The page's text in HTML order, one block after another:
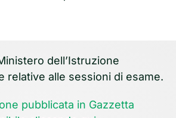
dell’Istruzione
relative alle sessioni di esame.
pubblicata in Gazzetta